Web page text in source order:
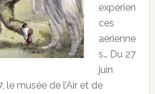
expérien
ces
aérienne
s… Du 27
juin
le musée de l’Air et de